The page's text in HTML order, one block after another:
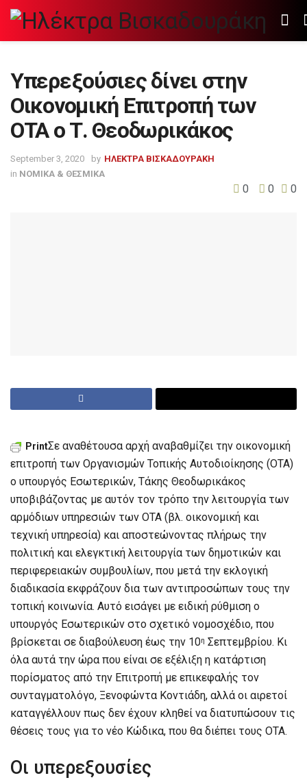
Υπερεξούσιες δίνει στην
Οικονομική Επιτροπή των
ΟΤΑ ο Τ. Θεοδωρικάκος
September 3, 2020 by ΗΛΕΚΤΡΑ ΒΙΣΚΑΔΟΥΡΑΚΗ
in ΝΟΜΙΚΑ & ΘΕΣΜΙΚΑ
0 0 0
PrintΣε αναθέτουσα αρχή αναβαθμίζει την οικονομική
επιτροπή των Οργανισμών Τοπικής Αυτοδιοίκησης (ΟΤΑ)
ο υπουργός Εσωτερικών, Τάκης Θεοδωρικάκος
υποβιβάζοντας με αυτόν τον τρόπο την λειτουργία των
αρμόδιων υπηρεσιών των ΟΤΑ (βλ. οικονομική και
τεχνική υπηρεσία) και αποστεώνοντας πλήρως την
πολιτική και ελεγκτική λειτουργία των δημοτικών και
περιφερειακών συμβουλίων, που μετά την εκλογική
διαδικασία εκφράζουν δια των αντιπροσώπων τους την
τοπική κοινωνία. Αυτό εισάγει με ειδική ρύθμιση ο
υπουργός Εσωτερικών στο σχετικό νομοσχέδιο, που
βρίσκεται σε διαβούλευση έως την 10η Σεπτεμβρίου. Κι
όλα αυτά την ώρα που είναι σε εξέλιξη η κατάρτιση
πορίσματος από την Επιτροπή με επικεφαλής τον
συνταγματολόγο, Ξενοφώντα Κοντιάδη, αλλά οι αιρετοί
καταγγέλλουν πως δεν έχουν κληθεί να διατυπώσουν τις
θέσεις τους για το νέο Κώδικα, που θα διέπει τους ΟΤΑ.
Οι υπερεξουσίες